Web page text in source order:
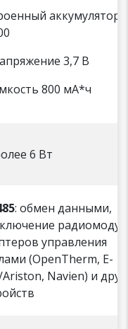
аккумулятор
3,7 В
800 мА*ч
6 Вт
: обмен данными,
управления
(OpenTherm, E-
Navien) и